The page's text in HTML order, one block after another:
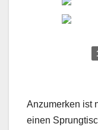
Anzumerken ist
einen